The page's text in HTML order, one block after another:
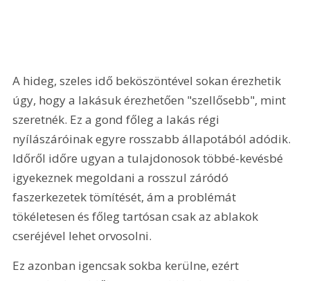
A hideg, szeles idő beköszöntével sokan érezhetik
úgy, hogy a lakásuk érezhetően "szellősebb", mint
szeretnék. Ez a gond főleg a lakás régi
nyílászáróinak egyre rosszabb állapotából adódik.
Időről időre ugyan a tulajdonosok többé-kevésbé
igyekeznek megoldani a rosszul záródó
faszerkezetek tömítését, ám a problémát
tökéletesen és főleg tartósan csak az ablakok
cseréjével lehet orvosolni.
Ez azonban igencsak sokba kerülne, ezért